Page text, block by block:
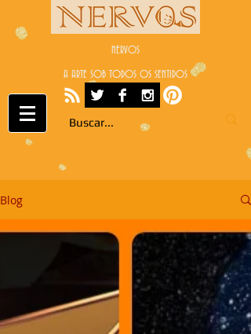
NERVOS
A ARTE SOB TODOS OS SENTIDOS
Blog